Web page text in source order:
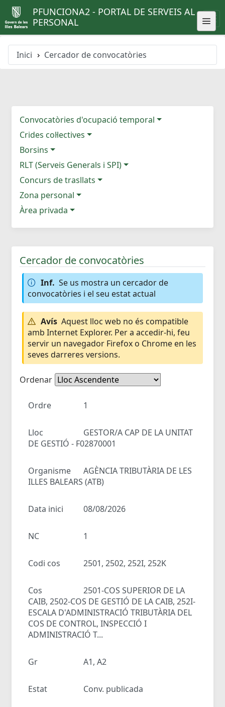
PFUNCIONA2 - PORTAL DE SERVEIS AL
PERSONAL
Inici Cercador de convocatòries
Convocatòries d'ocupació temporal
Crides col·lectives
Borsins
RLT (Serveis Generals i SPI)
Concurs de trasllats
Zona personal
Àrea privada
Cercador de convocatòries
Inf. Se us mostra un cercador de
convocatòries i el seu estat actual
Avís Aquest lloc web no és compatible
amb Internet Explorer. Per a accedir-hi, feu
servir un navegador Firefox o Chrome en les
seves darreres versions.
Ordenar
Ordre 1
Lloc
GESTOR/A CAP DE LA UNITAT
DE GESTIÓ - F02870001
Organisme
AGÈNCIA TRIBUTÀRIA DE LES
ILLES BALEARS (ATB)
Data inici 08/08/2026
NC 1
Codi cos 2501, 2502, 252I, 252K
Cos
2501-COS SUPERIOR DE LA
CAIB, 2502-COS DE GESTIÓ DE LA CAIB, 252I-
ESCALA D'ADMINISTRACIÓ TRIBUTÀRIA DEL
COS DE CONTROL, INSPECCIÓ I
ADMINISTRACIÓ T...
Gr A1, A2
Estat Conv. publicada